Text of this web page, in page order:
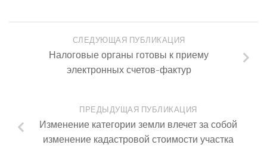
СЛЕДУЮЩАЯ ПУБЛИКАЦИЯ
Налоговые органы готовы к приему
электронных счетов-фактур
ПРЕДЫДУЩАЯ ПУБЛИКАЦИЯ
Изменение категории земли влечет за собой
изменение кадастровой стоимости участка